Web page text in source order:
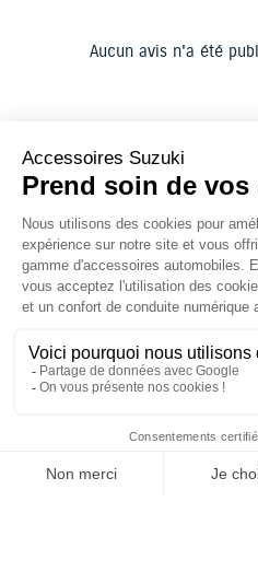
Aucun avis n'a été
ACCESSOIRES SUZUKI
Le site d'accessoires Suzuki propose
équiper votre véhicule.
© Groupe Legrand 2025